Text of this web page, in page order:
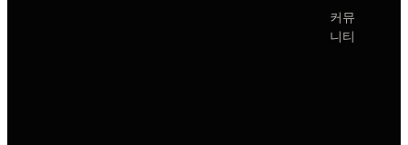
커뮤
니티